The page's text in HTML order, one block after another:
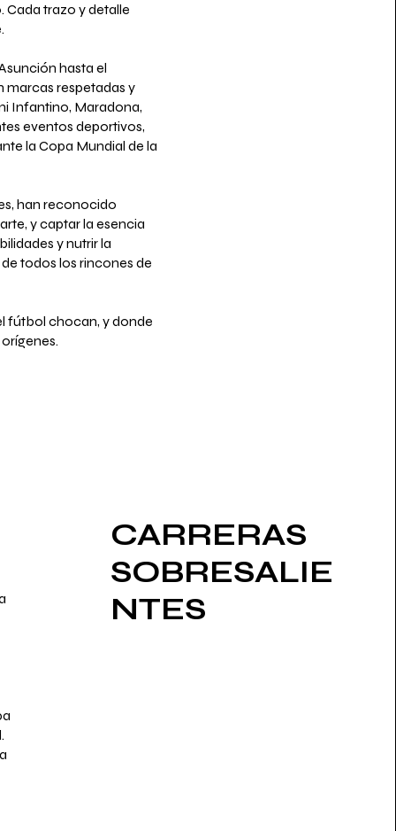
Cada trazo y detalle
hasta el
respetadas y
Infantino, Maradona,
eventos deportivos,
la Copa Mundial de la
han reconocido
y captar la esencia
y nutrir la
todos los rincones de
fútbol chocan, y donde
CARRERAS
SOBRESALIE
NTES